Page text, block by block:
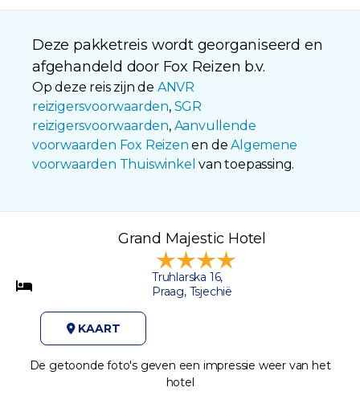
Deze pakketreis wordt georganiseerd en
afgehandeld door Fox Reizen b.v.
Op deze reis zijn de ANVR
reizigersvoorwaarden, SGR
reizigersvoorwaarden, Aanvullende
voorwaarden Fox Reizen en deAlgemene
voorwaarden Thuiswinkel van toepassing.
Grand Majestic Hotel
Truhlarska 16,
Praag, Tsjechië
KAART
De getoonde foto's geven een impressie weer van het
hotel